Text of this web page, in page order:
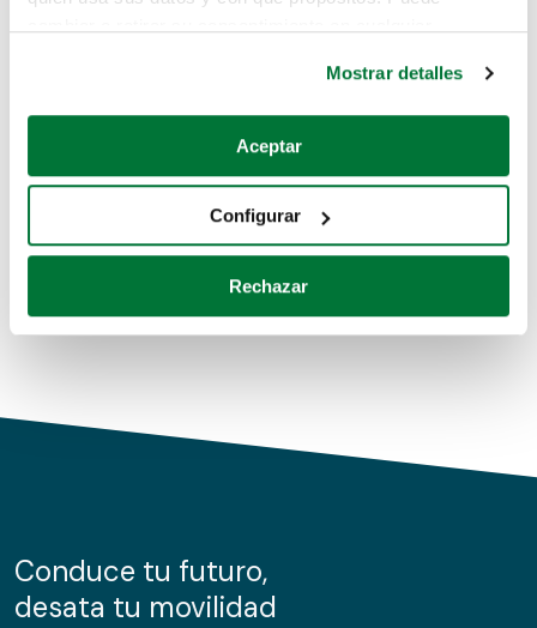
Si lo permite, también quisiéramos:
Recopilar información sobre su ubicación geográfica
Identificar su dispositivo analizándolo activamente
para buscar características específicas (huellas
Obtenga más información sobre cómo se procesan sus
de cookies.
información sobre el uso que haga del sitio web con
nuestros partners de redes sociales, publicidad y análisis
Mostrar detalles
Aceptar
Configurar
Rechazar
buscando en alguno de estos enlaces:
Coches de segunda mano
Coches de km0
Conduce tu futuro,
desata tu movilidad